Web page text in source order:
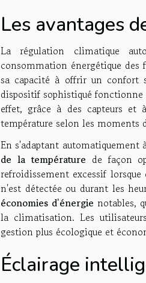
Les avantages
La régulation climatique
consommation énergétique
sa capacité à offrir un confort
dispositif sophistiqué
effet, grâce à des capteurs et
température selon les moments
En s'adaptant
de la température de façon
refroidissement excessif
n'est détectée ou durant les
économies d'énergie notables,
la climatisation. Les
gestion plus écologique et
Éclairage